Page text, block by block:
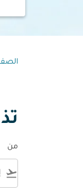
من
flight_takeoff